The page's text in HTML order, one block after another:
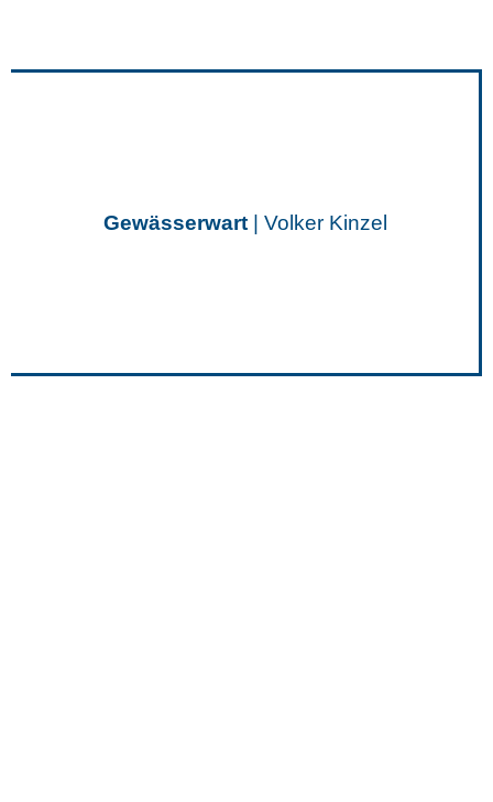
Gewässerwart| Volker Kinzel